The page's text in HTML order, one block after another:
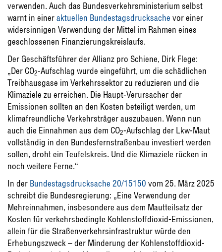
verwenden. Auch das Bundesverkehrsministerium selbst
warnt in eineraktuellen Bundestagsdrucksache vor einer
widersinnigen Verwendung der Mittel im Rahmen eines
geschlossenen Finanzierungskreislaufs.
Der Geschäftsführer der Allianz pro Schiene, Dirk Flege:
„Der CO2-Aufschlag wurde eingeführt, um die schädlichen
Treibhausgase im Verkehrssektor zu reduzieren und die
Klimaziele zu erreichen. Die Haupt-Verursacher der
Emissionen sollten an den Kosten beteiligt werden, um
klimafreundliche Verkehrsträger auszubauen. Wenn nun
auch die Einnahmen aus dem CO2-Aufschlag der Lkw-Maut
vollständig in den Bundesfernstraßenbau investiert werden
sollen, droht ein Teufelskreis. Und die Klimaziele rücken in
noch weitere Ferne.“
In der Bundestagsdrucksache 20/15150 vom 25. März 2025
schreibt die Bundesregierung: „Eine Verwendung der
Mehreinnahmen, insbesondere aus dem Mautteilsatz der
Kosten für verkehrsbedingte Kohlenstoffdioxid-Emissionen,
allein für die Straßenverkehrsinfrastruktur würde den
Erhebungszweck – der Minderung der Kohlenstoffdioxid-